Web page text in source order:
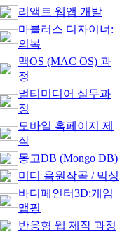
리액트 웹앱 개발
마블러스 디자이너:
의복
맥OS (MAC OS) 과
정
멀티미디어 실무과
정
모바일 홈페이지 제
작
몽고DB (Mongo DB)
미디 음원작곡 / 믹싱
바디페인터3D:게임
맵핑
반응형 웹 제작 과정